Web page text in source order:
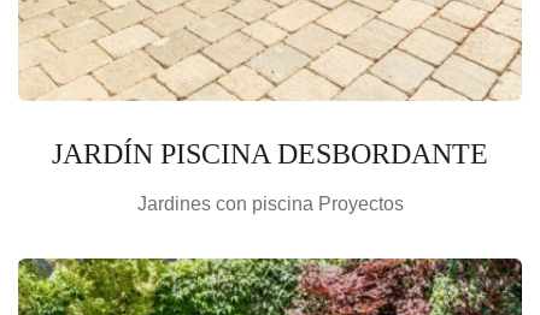
JARDÍN PISCINA DESBORDANTE
Jardines con piscina Proyectos